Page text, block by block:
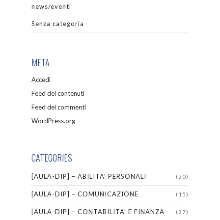
news/eventi
Senza categoria
META
Accedi
Feed dei contenuti
Feed dei commenti
WordPress.org
CATEGORIES
[AULA-DIP] – ABILITA' PERSONALI (50)
[AULA-DIP] – COMUNICAZIONE (15)
[AULA-DIP] – CONTABILITA' E FINANZA (27)